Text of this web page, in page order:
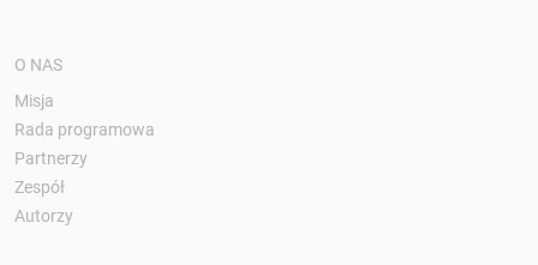
O NAS
Misja
Rada programowa
Partnerzy
Zespół
Autorzy